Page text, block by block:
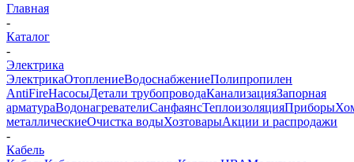
Главная
-
Каталог
-
Электрика
ЭлектрикаОтоплениеВодоснабжениеПолипропилен
AntiFireНасосыДетали трубопроводаКанализацияЗапорная
арматураВодонагревателиСанфаянсТеплоизоляцияПриборы
металлическиеОчистка водыХозтоварыАкции и распродажи
-
Кабель